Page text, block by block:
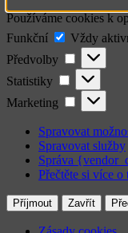
Používáme cookies k
Funkční
Funkční
Vždy
Předvolby
Předvolby
Statistiky Statistiky
Marketing Marketing
Spravovat
Spravovat služby
Správa
Přečtěte si více o
Příjmout Zavřít